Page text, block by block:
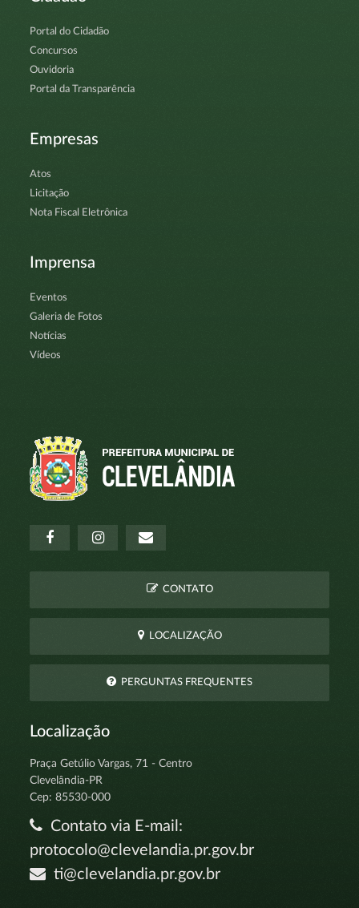
Portal do Cidadão
Concursos
Ouvidoria
Portal da Transparência
Empresas
Atos
Licitação
Nota Fiscal Eletrônica
Imprensa
Eventos
Galeria de Fotos
Notícias
Vídeos
CONTATO
LOCALIZAÇÃO
PERGUNTAS FREQUENTES
Localização
Praça Getúlio Vargas, 71 - Centro
Clevelândia-PR
Cep: 85530-000
Contato via E-mail:
protocolo@clevelandia.pr.gov.br
ti@clevelandia.pr.gov.br